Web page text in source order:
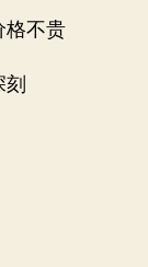
不贵